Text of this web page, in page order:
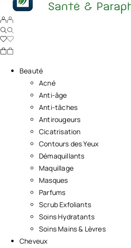
Beauté
Acné
Anti-âge
Anti-tâches
Antirougeurs
Cicatrisation
Contours des Yeux
Démaquillants
Maquillage
Masques
Parfums
Scrub Exfoliants
Soins Hydratants
Soins Mains & Lèvres
Cheveux